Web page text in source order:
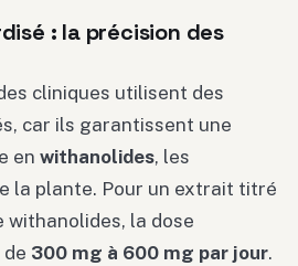
: la précision des
cliniques utilisent des
car ils garantissent une
en withanolides, les
la plante. Pour un extrait titré
withanolides, la dose
300 mg à 600 mg par jour.